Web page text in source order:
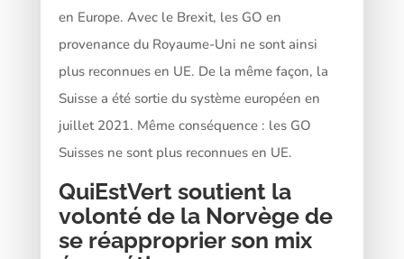
en Europe. Avec le Brexit, les GO en
provenance du Royaume-Uni ne sont ainsi
plus reconnues en UE. De la même façon, la
Suisse a été sortie du système européen en
juillet 2021. Même conséquence : les GO
Suisses ne sont plus reconnues en UE.
QuiEstVert soutient la
volonté de la Norvège de
se réapproprier son mix